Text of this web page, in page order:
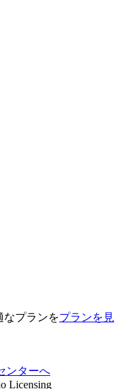
なプランをプランを見
ンターへ
Licensing